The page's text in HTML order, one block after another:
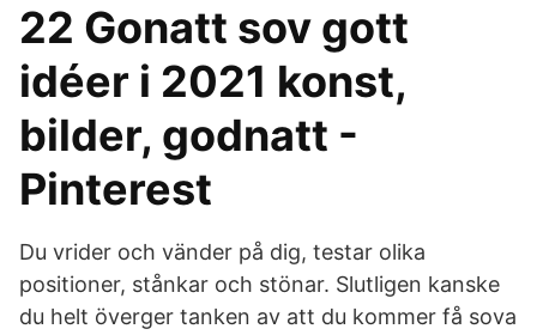
22 Gonatt sov gott
idéer i 2021 konst,
bilder, godnatt -
Pinterest
Du vrider och vänder på dig, testar olika
positioner, stånkar och stönar. Slutligen kanske
du helt överger tanken av att du kommer få sova